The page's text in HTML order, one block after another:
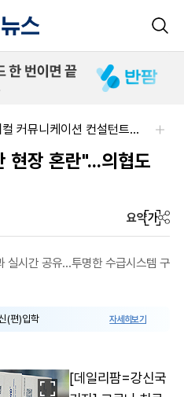
주식회사 에일리크-메디컬 커뮤니케이션 컨설턴트(Associate) / 메디컬라이터 채용
현장 혼란"...의협도
요약가
실시간 공유...투명한 수급시스템 구
(편)입학 자세히보기
[데일리팜=강신국